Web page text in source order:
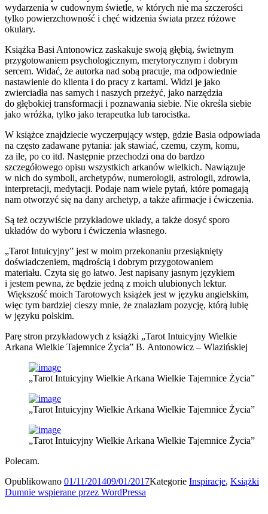
wydarzenia w cudownym świetle, w których nie ma szczerości
tylko powierzchowność i chęć widzenia świata przez różowe
okulary.
Książka Basi Antonowicz zaskakuje swoją głębią, świetnym
przygotowaniem psychologicznym, merytorycznym i dobrym
sercem. Widać, że autorka nad sobą pracuje, ma odpowiednie
nastawienie do klienta i do pracy z kartami. Widzi je jako
zwierciadła nas samych i naszych przeżyć, jako narzędzia
do głębokiej transformacji i poznawania siebie. Nie określa siebie
jako wróżka, tylko jako terapeutka lub tarocistka.
W książce znajdziecie wyczerpujący wstęp, gdzie Basia odpowiada
na często zadawane pytania: jak stawiać, czemu, czym, komu,
za ile, po co itd. Następnie przechodzi ona do bardzo
szczegółowego opisu wszystkich arkanów wielkich. Nawiązuje
w nich do symboli, archetypów, numerologii, astrologii, zdrowia,
interpretacji, medytacji. Podaje nam wiele pytań, które pomagają
nam otworzyć się na dany archetyp, a także afirmacje i ćwiczenia.
Są też oczywiście przykładowe układy, a także dosyć sporo
układów do wyboru i ćwiczenia własnego.
„Tarot Intuicyjny” jest w moim przekonaniu przesiąknięty
doświadczeniem, mądrością i dobrym przygotowaniem
materiału. Czyta się go łatwo. Jest napisany jasnym językiem
i jestem pewna, że będzie jedną z moich ulubionych lektur.
Większość moich Tarotowych książek jest w języku angielskim,
więc tym bardziej cieszy mnie, że znalazłam pozycję, którą lubię
w języku polskim.
Parę stron przykładowych z książki „Tarot Intuicyjny Wielkie
Arkana Wielkie Tajemnice Życia” B. Antonowicz – Wlazińskiej
„Tarot Intuicyjny Wielkie Arkana Wielkie Tajemnice Życia”
„Tarot Intuicyjny Wielkie Arkana Wielkie Tajemnice Życia”
„Tarot Intuicyjny Wielkie Arkana Wielkie Tajemnice Życia”
Polecam.
Opublikowano 01/11/201409/01/2017Kategorie Inspiracje, Książki
Dumnie wspierane przez WordPressa